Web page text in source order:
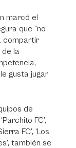
marcó el
que “no
compartir
la
gusta jugar
de
FC’,
FC’, ‘Los
también se